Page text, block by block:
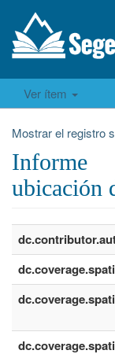
Ver ítem
Mostrar el registro
ubicación